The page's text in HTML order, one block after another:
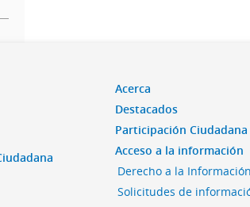
Acerca
Destacados
Participación Ciudadana
Acceso a la información
Derecho a la Información
Solicitudes de